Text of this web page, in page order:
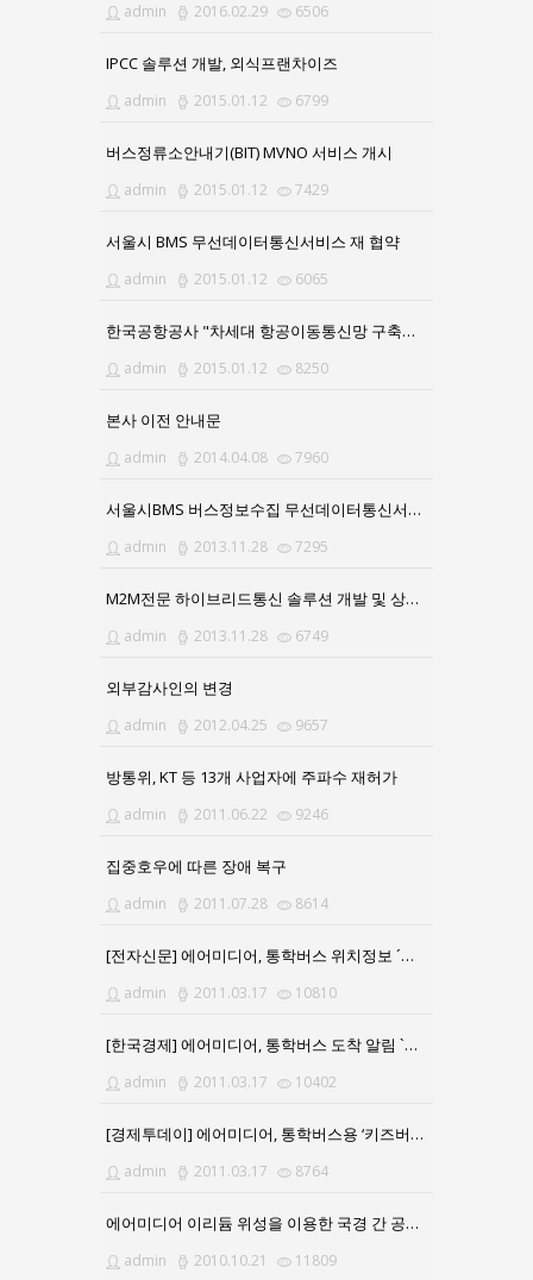
admin 2016.02.29 6506
IPCC 솔루션 개발, 외식프랜차이즈
admin 2015.01.12 6799
버스정류소안내기(BIT) MVNO 서비스 개시
admin 2015.01.12 7429
서울시 BMS 무선데이터통신서비스 재 협약
admin 2015.01.12 6065
한국공항공사 "차세대 항공이동통신망 구축사업" 수주
admin 2015.01.12 8250
본사 이전 안내문
admin 2014.04.08 7960
서울시BMS 버스정보수집 무선데이터통신서비스 연장 계약
admin 2013.11.28 7295
M2M전문 하이브리드통신 솔루션 개발 및 상용화 성공
admin 2013.11.28 6749
외부감사인의 변경
admin 2012.04.25 9657
방통위, KT 등 13개 사업자에 주파수 재허가
admin 2011.06.22 9246
집중호우에 따른 장애 복구
admin 2011.07.28 8614
[전자신문] 에어미디어, 통학버스 위치정보 ´키즈버스 알리미´ 출시
admin 2011.03.17 10810
[한국경제] 에어미디어, 통학버스 도착 알림 `키즈버스알리미`
admin 2011.03.17 10402
[경제투데이] 에어미디어, 통학버스용 ‘키즈버스 알리미’ 서비스
admin 2011.03.17 8764
에어미디어 이리듐 위성을 이용한 국경 간 공급 승인
admin 2010.10.21 11809